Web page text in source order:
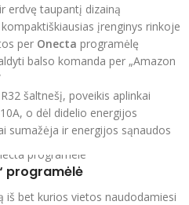
erdvę taupantį dizainą
įrenginys rinkoje
per Onecta programėlę
balso komanda per „Amazon
šaltnešį, poveikis aplinkai
o dėl didelio energijos
sumažėja ir energijos sąnaudos
programėlė
bet kurios vietos naudodamiesi